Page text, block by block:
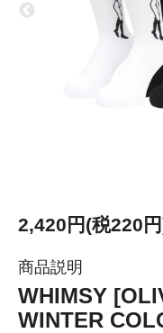
2,420円(税220
商品説明
WHIMSY
WINTER